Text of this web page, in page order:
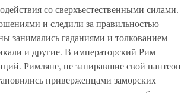
со сверхъестественными силами.
и следили за правильностью
занимались гаданиями и толкованием
и другие. В императорский Рим
Римляне, не запиравшие свой пантеон
приверженцами заморских